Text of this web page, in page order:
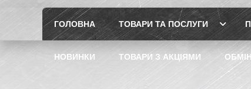
ГОЛОВНА ТОВАРИ ТА ПОСЛУГИ
НОВИНКИ ТОВАРИ З АКЦІЯМИ